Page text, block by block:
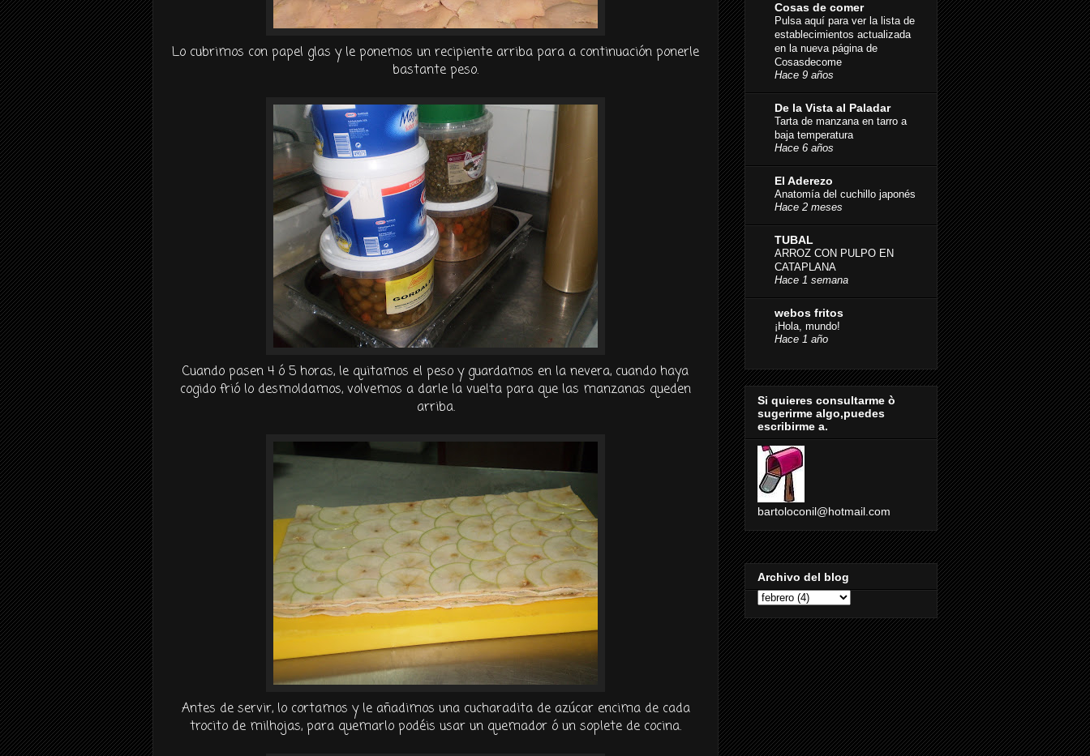
Lo cubrimos con papel glas y le ponemos un recipiente arriba para a continuación ponerle
bastante peso.
Cuando pasen 4 ó 5 horas, le quitamos el peso y guardamos en la nevera, cuando haya
cogido frió lo desmoldamos, volvemos a darle la vuelta para que las manzanas queden
arriba.
Antes de servir, lo cortamos y le añadimos una cucharaditade azúcarencima de cada
trocito de milhojas, para quemarlo podéis usar un quemador ó un soplete de cocina.
Cosas de comer
Pulsa aquí para ver la lista de
establecimientos actualizada
en la nueva página de
Cosasdecome
Hace 9 años
De la Vista al Paladar
Tarta de manzana en tarro a
baja temperatura
Hace 6 años
El Aderezo
Anatomía del cuchillo japonés
Hace 2 meses
TUBAL
ARROZ CON PULPO EN
CATAPLANA
Hace 1 semana
webos fritos
¡Hola, mundo!
Hace 1 año
Si quieres consultarme ò
sugerirme algo,puedes
escribirme a.
bartoloconil@hotmail.com
Archivo del blog